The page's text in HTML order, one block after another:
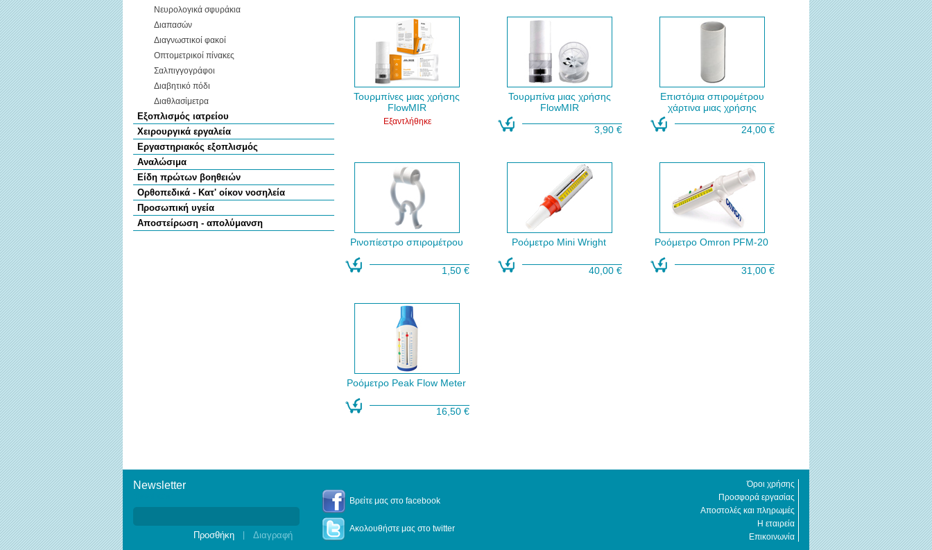
Νευρολογικά σφυράκια
Διαπασών
Διαγνωστικοί φακοί
Οπτομετρικοί πίνακες
Σαλπιγγογράφοι
Διαβητικό πόδι
Διαθλασίμετρα
Εξοπλισμός ιατρείου
Χειρουργικά εργαλεία
Εργαστηριακός εξοπλισμός
Αναλώσιμα
Είδη πρώτων βοηθειών
Ορθοπεδικά - Κατ' οίκον νοσηλεία
Προσωπική υγεία
Αποστείρωση - απολύμανση
Τουρμπίνες μιας χρήσης
FlowMIR
Εξαντλήθηκε
Τουρμπίνα μιας χρήσης
FlowMIR
3,90 €
Επιστόμια σπιρομέτρου
χάρτινα μιας χρήσης
24,00 €
Ρινοπίεστρο σπιρομέτρου
1,50 €
Ροόμετρο Mini Wright
40,00 €
Ροόμετρο Omron PFM-20
31,00 €
Ροόμετρο Peak Flow Meter
16,50 €
Newsletter
Βρείτε μας στο facebook
Ακολουθήστε μας στο twitter
Όροι χρήσης
Προσφορά εργασίας
Αποστολές και πληρωμές
Η εταιρεία
Επικοινωνία